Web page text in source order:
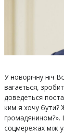
У новорічну ніч
вагається,
доведеться
ким я хочу
громадянином?».
соцмережах між